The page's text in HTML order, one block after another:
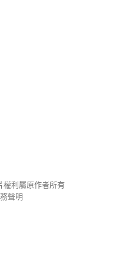
權利屬原作者所有
聲明